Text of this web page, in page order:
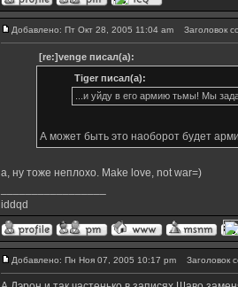
Добавлено: Пт Окт 28, 2005 11:04 am Заголовок
[re:]venge писал(а):
Tiger писал(а):
...и уйду в его армию тьмы! Мы
А может быть это наоборот будет
а, ну тоже неплохо. Make love, not war=)
iddqd
Добавлено: Пн Ноя 07, 2005 10:17 pm Заголовок